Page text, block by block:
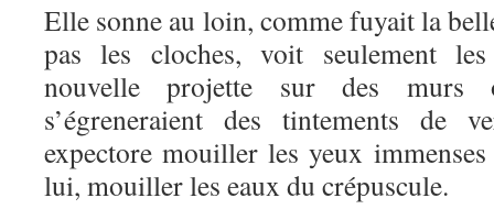
Elle sonne au loin, comme fuyait la
pas les cloches, voit seulement
nouvelle projette sur des murs
s’égreneraient des tintements de
expectore mouiller les yeux immenses
lui, mouiller les eaux du crépuscule.